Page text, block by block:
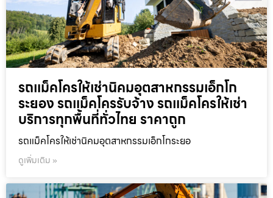
รถแม็คโครให้เช่านิคมอุตสาหกรรมเอ็กโก
ระยอง รถแม็คโครรับจ้าง รถแม็คโครให้เช่า
บริการทุกพื้นที่ทั่วไทย ราคาถูก
รถแม็คโครให้เช่านิคมอุตสาหกรรมเอ็กโกระยอ
ดูเพิ่มเติม »